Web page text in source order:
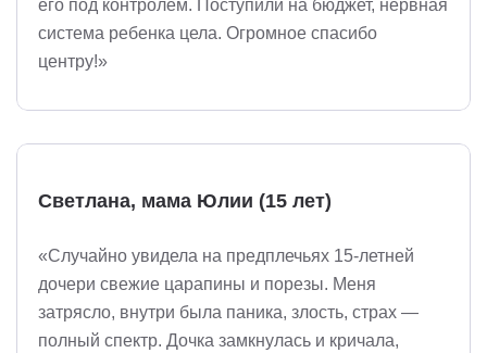
его под контролем. Поступили на бюджет, нервная
система ребенка цела. Огромное спасибо
центру!»
Светлана, мама Юлии (15 лет)
«Случайно увидела на предплечьях 15-летней
дочери свежие царапины и порезы. Меня
затрясло, внутри была паника, злость, страх —
полный спектр. Дочка замкнулась и кричала,